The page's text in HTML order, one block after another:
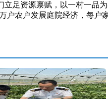
资源禀赋，以一村一品为
户农户发展庭院经济，每户